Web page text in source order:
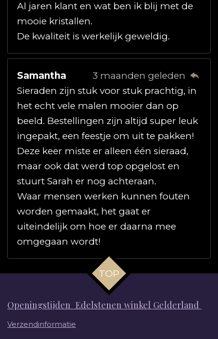
Al jaren klant en wat ben ik blij met de
mooie kristallen.
De kwaliteit is werkelijk geweldig.
Samantha
3 maanden geleden
Sieraden zijn stuk voor stuk prachtig, in
het echt vele malen mooier dan op
beeld. Bestellingen zijn altijd super leuk
ingepakt, een feestje om uit te pakken!
Deze keer miste er alleen één sieraad,
maar ook dat werd top opgelost en
stuurt Sarah er nog achteraan.
Waar mensen werken kunnen fouten
worden gemaakt, het gaat er
uiteindelijk om hoe er daarna mee
omgegaan wordt!
TOP
Openingstijden Edelstenen winkel Gelderland
Verzendinformatie